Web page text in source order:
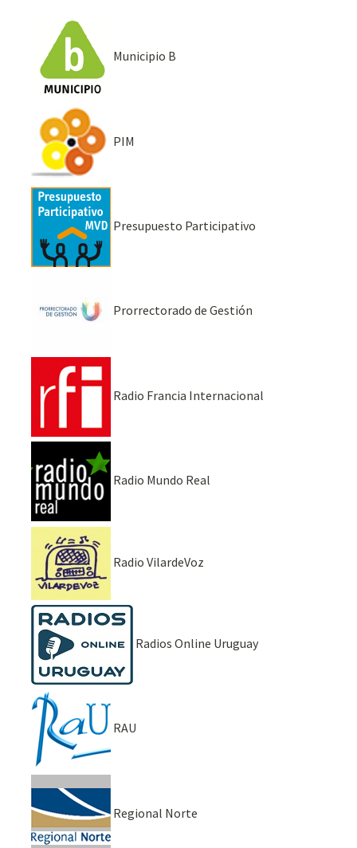
Municipio B
PIM
Presupuesto Participativo
Prorrectorado de Gestión
Radio Francia Internacional
Radio Mundo Real
Radio VilardeVoz
Radios Online Uruguay
RAU
Regional Norte